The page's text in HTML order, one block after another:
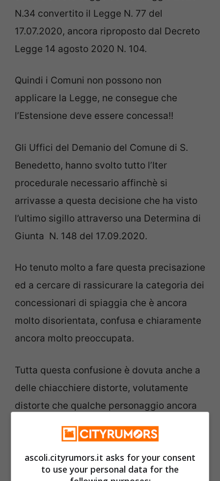
N.34 convertito il Legge N. 77 del
17.07.2020, ancora riproposto dal Decreto
Legge 14 agosto 2020 N. 104.
Quindi i Comuni non possono non
applicare la Legge, ne consegue che
l’Estensione deve essere concessa!!
Gli Uffici del Demanio del Comune di S.
Benedetto, hanno svolto tutto l’Iter
procedurale necessario affinchè si
arrivasse a questa decisione che ha visto
l’ultimo sigillo attraverso una Determina di
Giunta N. 148 del 17.09.2020.
Ho tenuto molto a fare questa precisazione
ed a cercare di rassicurare la categoria dei
concessionari di spiaggia che è ancora
molto disorientata, confusa e chiaramente
ancora molto preoccupata.
Tutta questa confusione è dovuta anche a
delle chiacchiere distorte, volutamente
distorte che qualche personaggio ancora
tutto il comparto e francamente non ne si
capisce il motivo.
ascoli.cityrumors.it asks for your consent
to use your personal data for the